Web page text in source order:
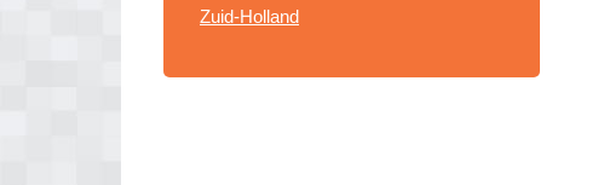
Zuid-Holland